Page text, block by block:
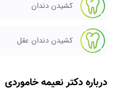
کشیدن دندان
کشیدن دندان عقل
درباره دکتر نعیمه خاموردی